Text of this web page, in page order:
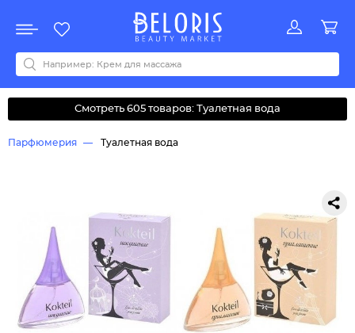
Акции
Все бренды
0-9ABCDEFGHIJKLMNOPQRSTUVWYZАБВДЗИМОКЛНПРСТУФ
Смотреть 605 товаров: Туалетная вода
Парфюмерия Туалетная вода